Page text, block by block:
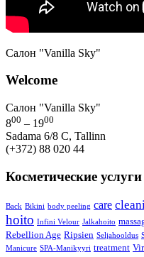
Салон "Vanilla Sky"
Welcome
Салон "Vanilla Sky"
800 – 1900
Sadama 6/8 C, Tallinn
(+372) 88 020 44
Косметические услуги
Back Bikini body peeling care
hoito Infini Velour Jalkahoito
Rebellion Age Ripsien Seljahooldus
Manicure SPA-Manikyyri treatment